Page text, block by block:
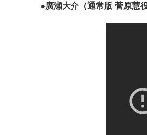
●廣瀬大介（通常版 菅原慧役